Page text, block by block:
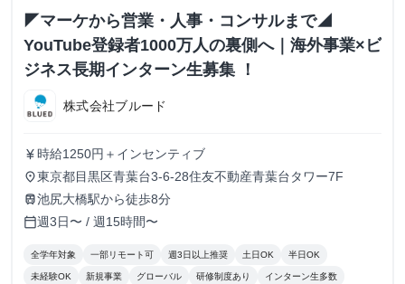
◤マーケから営業・人事・コンサルまで◢
YouTube登録者1000万人の裏側へ｜海外事業×ビ
ジネス長期インターン生募集 ！
株式会社ブルード
currency_yen 時給1250円＋インセンティブ
place東京都目黒区青葉台3-6-28住友不動産青葉台タワー7F
train池尻大橋駅から徒歩8分
calendar_today週3日〜 / 週15時間〜
全学年対象 一部リモート可 週3日以上推奨 土日OK 半日OK
未経験OK 新規事業 グローバル 研修制度あり インターン生多数